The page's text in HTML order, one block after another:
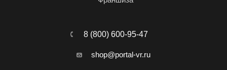
8 (800) 600-95-47
shop@portal-vr.ru